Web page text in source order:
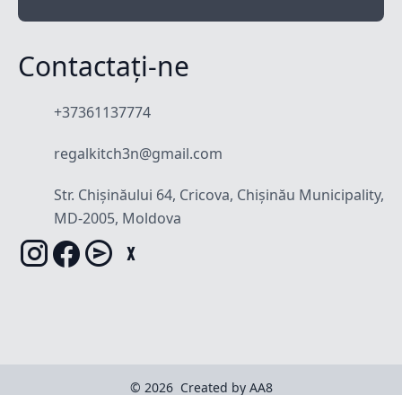
Contactați-ne
+37361137774
regalkitch3n@gmail.com
Str. Chișinăului 64, Cricova, Chișinău Municipality,
MD-2005, Moldova
© 2026 Created by AA8